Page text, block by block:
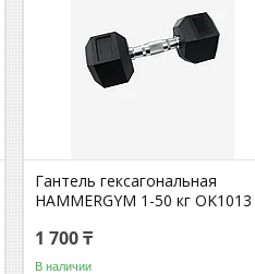
Гантель гексагональная
HAMMERGYM 1-50 кг OK1013
1 700 ₸
В наличии